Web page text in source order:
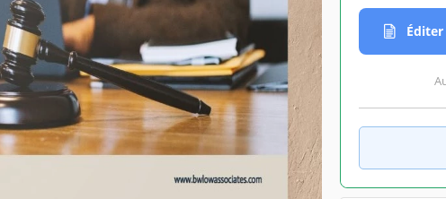
Éditer